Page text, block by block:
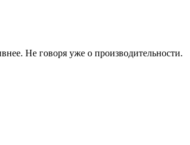
Не говоря уже о производительности.